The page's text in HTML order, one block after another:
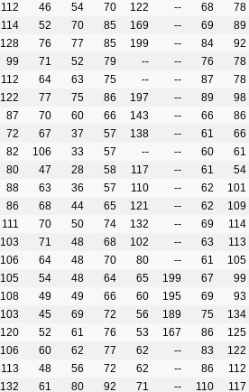
112 46 54 70 122 -- 68 78
114 52 70 85 169 -- 69 89
128 76 77 85 199 -- 84 92
99 71 52 79 -- -- 76 78
112 64 63 75 -- -- 87 78
122 77 75 86 197 -- 89 98
87 70 60 66 143 -- 66 86
72 67 37 57 138 -- 61 66
82 106 33 57 -- -- 60 61
80 47 28 58 117 -- 61 54
88 63 36 57 110 -- 62 101
86 68 44 65 121 -- 62 109
111 70 50 74 132 -- 69 114
103 71 48 68 102 -- 63 113
106 64 48 70 80 -- 61 105
105 54 48 64 65 199 67 99
108 49 49 66 60 195 69 93
103 45 69 72 56 189 75 134
120 52 61 76 53 167 86 125
106 60 62 77 62 -- 83 122
113 48 56 72 62 -- 86 112
132 61 80 92 71 -- 110 117